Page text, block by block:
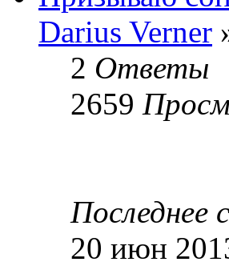
Darius Verner
2 Ответы
2659
Последнее
20 июн